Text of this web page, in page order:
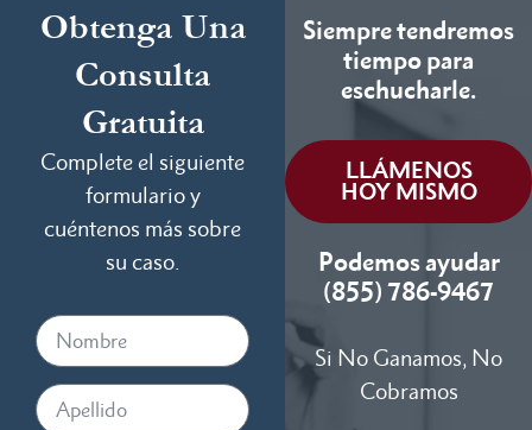
Obtenga Una
Consulta
Gratuita
Complete el siguiente
formulario y
cuéntenos más sobre
su caso.
Siempre tendremos
tiempo para
eschucharle.
LLÁMENOS
HOY MISMO
Podemos ayudar
(855) 786-9467
Si No Ganamos, No
Cobramos